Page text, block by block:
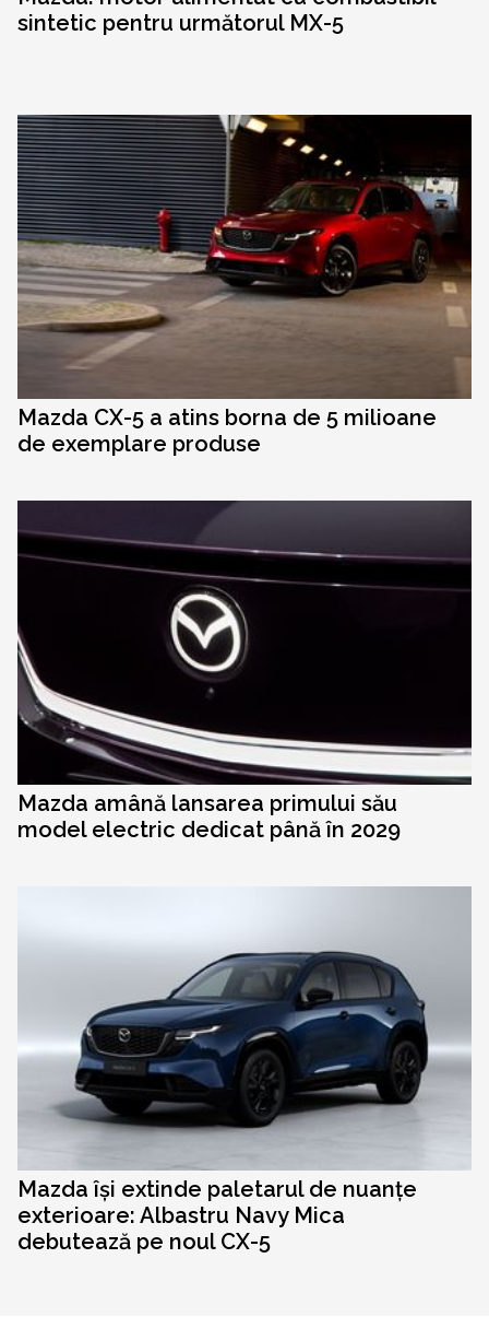
sintetic pentru următorul MX-5
Mazda CX-5 a atins borna de 5 milioane
de exemplare produse
Mazda amână lansarea primului său
model electric dedicat până în 2029
Mazda își extinde paletarul de nuanțe
exterioare: Albastru Navy Mica
debutează pe noul CX-5